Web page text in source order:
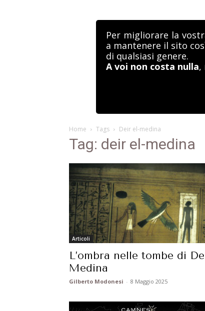
Per migliorare la
a mantenere il sito
di qualsiasi genere.
A voi non costa nulla,
Home Tags Deir el-medina
Tag: deir el-medina
Articoli
L’ombra nelle tombe di
Medina
Gilberto Modonesi - 8 Maggio 2025